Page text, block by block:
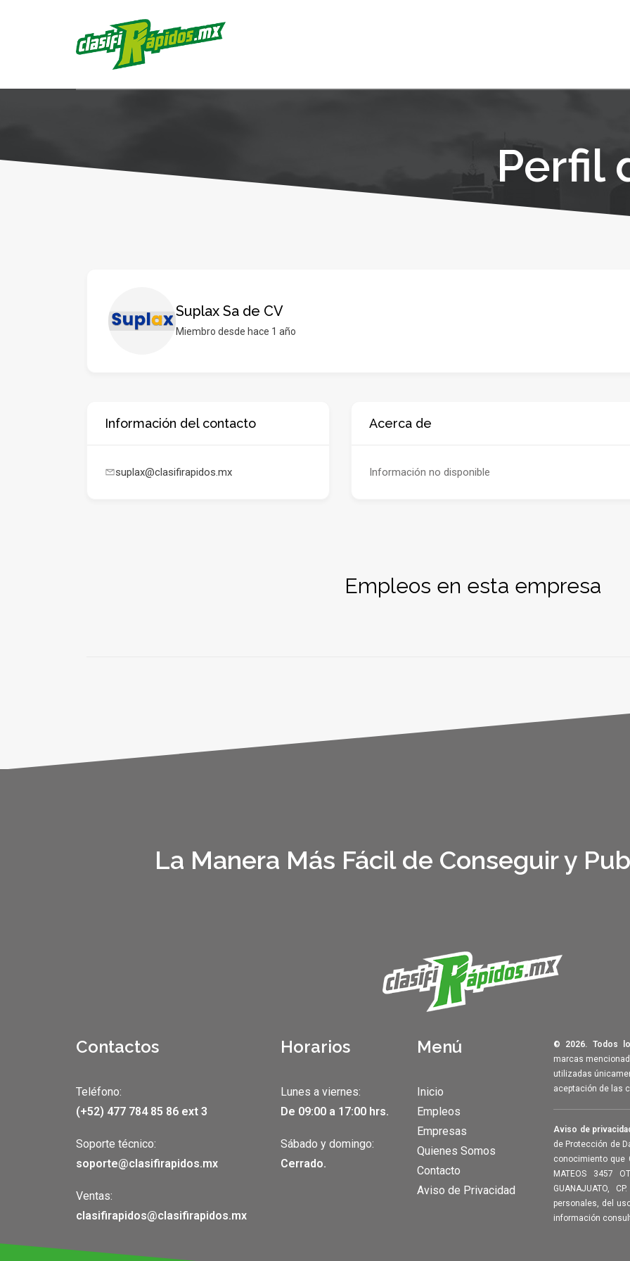
Perfil
Suplax Sa de CV
Miembro desde hace 1 año
Información del contacto
suplax@clasifirapidos.mx
Acerca de
Información no disponible
Empleos en esta empresa
La Manera Más Fácil de Conseguir y
Contactos
Teléfono:
(+52) 477 784 85 86 ext 3
Soporte técnico:
soporte@clasifirapidos.mx
Ventas:
clasifirapidos@clasifirapidos.mx
Horarios
Lunes a viernes:
De 09:00 a 17:00 hrs.
Sábado y domingo:
Cerrado.
Menú
Inicio
Empleos
Empresas
Quienes Somos
Contacto
Aviso de Privacidad
© 2026. Todos
marcas
utilizadas
aceptación de las
Aviso de
de Protección de
conocimiento que
MATEOS 3457
GUANAJUATO,
personales, del
información